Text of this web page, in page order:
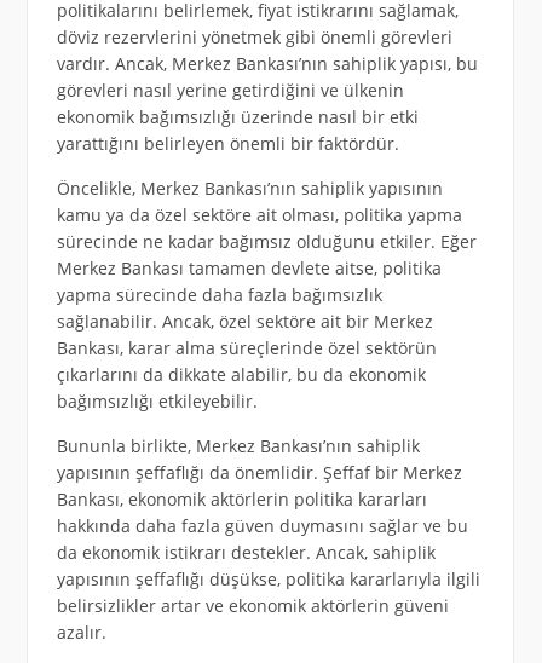
politikalarını belirlemek, fiyat istikrarını sağlamak,
döviz rezervlerini yönetmek gibi önemli görevleri
vardır. Ancak, Merkez Bankası’nın sahiplik yapısı, bu
görevleri nasıl yerine getirdiğini ve ülkenin
ekonomik bağımsızlığı üzerinde nasıl bir etki
yarattığını belirleyen önemli bir faktördür.
Öncelikle, Merkez Bankası’nın sahiplik yapısının
kamu ya da özel sektöre ait olması, politika yapma
sürecinde ne kadar bağımsız olduğunu etkiler. Eğer
Merkez Bankası tamamen devlete aitse, politika
yapma sürecinde daha fazla bağımsızlık
sağlanabilir. Ancak, özel sektöre ait bir Merkez
Bankası, karar alma süreçlerinde özel sektörün
çıkarlarını da dikkate alabilir, bu da ekonomik
bağımsızlığı etkileyebilir.
Bununla birlikte, Merkez Bankası’nın sahiplik
yapısının şeffaflığı da önemlidir. Şeffaf bir Merkez
Bankası, ekonomik aktörlerin politika kararları
hakkında daha fazla güven duymasını sağlar ve bu
da ekonomik istikrarı destekler. Ancak, sahiplik
yapısının şeffaflığı düşükse, politika kararlarıyla ilgili
belirsizlikler artar ve ekonomik aktörlerin güveni
azalır.